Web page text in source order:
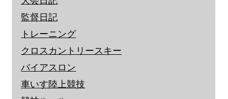
監督日記
トレーニング
クロスカントリースキー
バイアスロン
車いす陸上競技